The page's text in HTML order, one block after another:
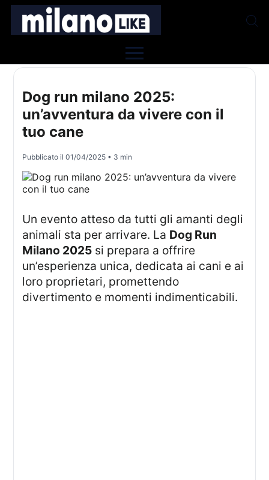
Dog run milano 2025:
un’avventura da vivere con il
tuo cane
Pubblicato il01/04/2025 • 3 min
Un evento atteso da tutti gli amanti degli
animali sta per arrivare. La Dog Run
Milano 2025 si prepara a offrire
un’esperienza unica, dedicata ai cani e ai
loro proprietari, promettendo
divertimento e momenti indimenticabili.